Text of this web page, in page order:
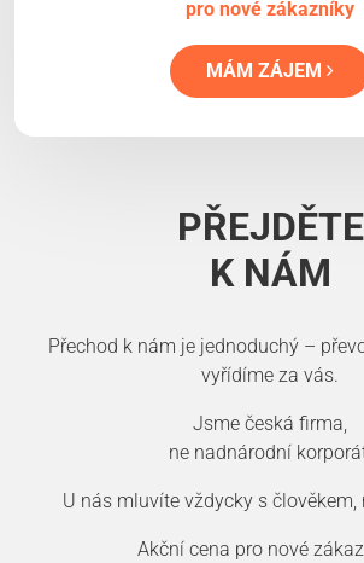
pro nové zákazníky
MÁM ZÁJEM
PŘEJDĚTE
K NÁM
Přechod k nám je jednoduchý –
vyřídíme za vás.
Jsme česká firma,
ne nadnárodní
U nás mluvíte vždycky s člověkem,
Akční cena pro nové